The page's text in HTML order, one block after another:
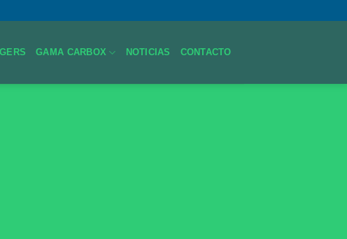
GAMA CARBOX NOTICIAS CONTACTO